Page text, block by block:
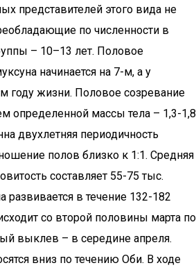
представителей этого вида не
по численности в
– 10–13 лет. Половое
начинается на 7-м, а у
году жизни. Половое созревание
определенной массы тела – 1,3-1,8
двухлетняя периодичность
полов близко к 1:1. Средняя
составляет 55-75 тыс.
развивается в течение 132-182
со второй половины марта по
выклев – в середине апреля.
вниз по течению Оби. В ходе